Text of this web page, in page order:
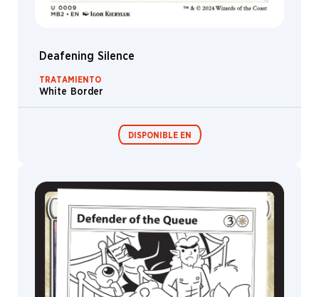
Deafening Silence
TRATAMIENTO
White Border
DISPONIBLE EN
MagicCon
Box